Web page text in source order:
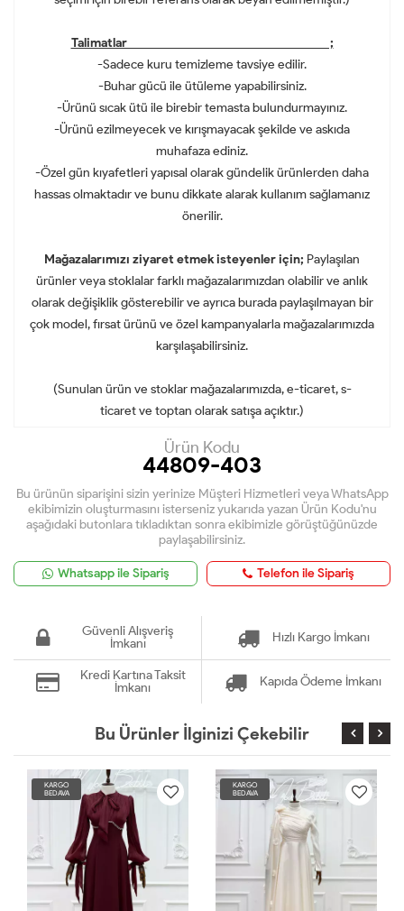
Talimatlar ;
-Sadece kuru temizleme tavsiye edilir.
-Buhar gücü ile ütüleme yapabilirsiniz.
-Ürünü sıcak ütü ile birebir temasta bulundurmayınız.
-Ürünü ezilmeyecek ve kırışmayacak şekilde ve askıda
muhafaza ediniz.
-Özel gün kıyafetleri yapısal olarak gündelik ürünlerden daha
hassas olmaktadır ve bunu dikkate alarak kullanım sağlamanız
önerilir.
Mağazalarımızı ziyaret etmek isteyenler için; Paylaşılan
ürünler veya stoklalar farklı mağazalarımızdan olabilir ve anlık
olarak değişiklik gösterebilir ve ayrıca burada paylaşılmayan bir
çok model, fırsat ürünü ve özel kampanyalarla mağazalarımızda
karşılaşabilirsiniz.
(Sunulan ürün ve stoklar mağazalarımızda, e-ticaret, s-
ticaret ve toptan olarak satışa açıktır.)
Ürün Kodu
44809-403
Bu ürünün siparişini sizin yerinize Müşteri Hizmetleri veya WhatsApp
ekibimizin oluşturmasını isterseniz yukarıda yazan Ürün Kodu'nu
aşağıdaki butonlara tıkladıktan sonra ekibimizle görüştüğünüzde
paylaşabilirsiniz.
Whatsapp ile Sipariş Telefon ile Sipariş
Güvenli Alışveriş
İmkanı
Hızlı Kargo İmkanı
Kredi Kartına Taksit
İmkanı
Kapıda Ödeme İmkanı
Bu Ürünler İlginizi Çekebilir
KARGO
BEDAVA
KARGO
BEDAVA